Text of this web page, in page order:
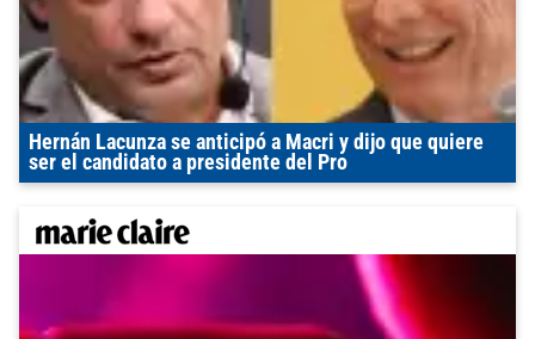
Hernán Lacunza se anticipó a Macri y dijo que quiere
ser el candidato a presidente del Pro